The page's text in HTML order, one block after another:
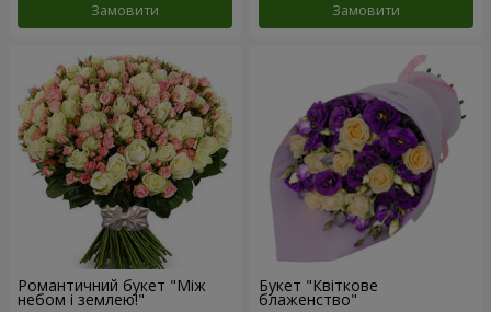
Замовити Замовити
Романтичний букет "Між
небом і землею!"
Букет "Квіткове
блаженство"